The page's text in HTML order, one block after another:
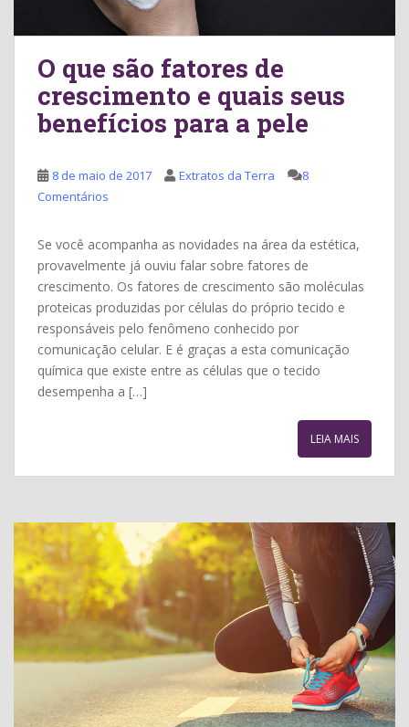
O que são fatores de
crescimento e quais seus
benefícios para a pele
8 de maio de 2017 Extratos da Terra
8
Comentários
Se você acompanha as novidades na área da estética,
provavelmente já ouviu falar sobre fatores de
crescimento. Os fatores de crescimento são moléculas
proteicas produzidas por células do próprio tecido e
responsáveis pelo fenômeno conhecido por
comunicação celular. E é graças a esta comunicação
química que existe entre as células que o tecido
desempenha a […]
LEIA MAIS